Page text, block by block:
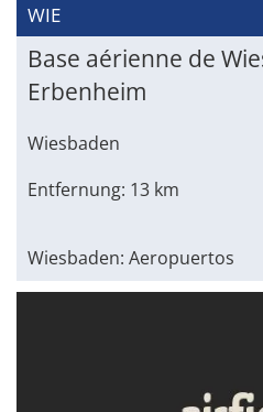
WIE
Base aérienne de
Erbenheim
Wiesbaden
Entfernung: 13 km
Wiesbaden: Aeropuertos